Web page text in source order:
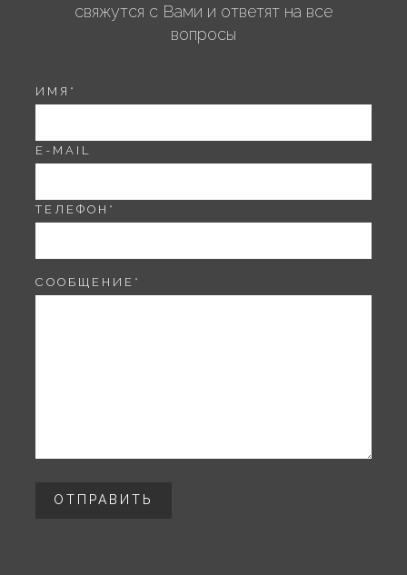
свяжутся с Вами и ответят на все
вопросы
ИМЯ *
E-MAIL
ТЕЛЕФОН *
СООБЩЕНИЕ *